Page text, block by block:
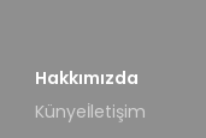
Hakkımızda
Künyeİletişim